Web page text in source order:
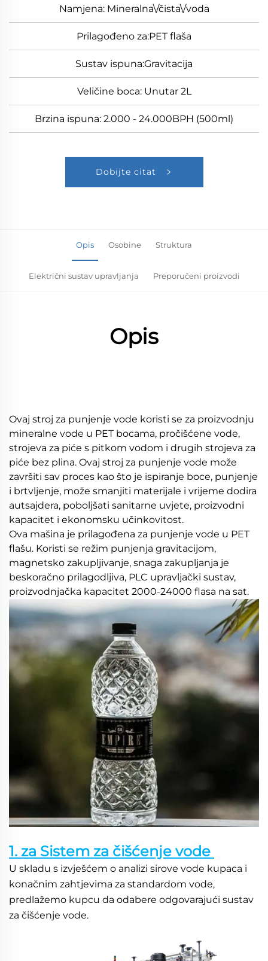
Namjena: Mineralna\/čista\/voda
Prilagođeno za:PET flaša
Sustav ispuna:Gravitacija
Veličine boca: Unutar 2L
Brzina ispuna: 2.000 - 24.000BPH (500ml)
Dobijte citat
Opis Osobine Struktura
Električni sustav upravljanja Preporučeni proizvodi
Opis
Ovaj stroj za punjenje vode koristi se za proizvodnju
mineralne vode u PET bocama, pročišćene vode,
strojeva za piće s pitkom vodom i drugih strojeva za
piće bez plina. Ovaj stroj za punjenje vode može
završiti sav proces kao što je ispiranje boce, punjenje
i brtvljenje, može smanjiti materijale i vrijeme dodira
autsajdera, poboljšati sanitarne uvjete, proizvodni
kapacitet i ekonomsku učinkovitost.
Ova mašina je prilagođena za punjenje vode u PET
flašu. Koristi se režim punjenja gravitacijom,
magnetsko zakupljivanje, snaga zakupljanja je
beskoračno prilagodljiva, PLC upravljački sustav,
proizvodnjačka kapacitet 2000-24000 flasa na sat.
1. za Sistem za čišćenje vode
U skladu s izvješćem o analizi sirove vode kupaca i
konačnim zahtjevima za standardom vode,
predlažemo kupcu da odabere odgovarajući sustav
za čišćenje vode.